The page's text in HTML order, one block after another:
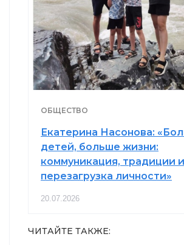
ОБЩЕСТВО
Екатерина Насонова:
детей, больше жизни:
коммуникация, традиции и
перезагрузка личности»
20.07.2026
ЧИТАЙТЕ ТАКЖЕ: